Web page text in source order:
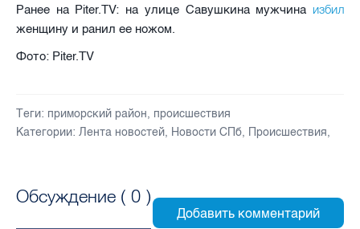
Ранее на Piter.TV: на улице Савушкина мужчина избил
женщину и ранил ее ножом.
Фото: Piter.TV
Теги: приморский район, происшествия
Категории: Лента новостей, Новости СПб, Происшествия,
Обсуждение ( 0 )